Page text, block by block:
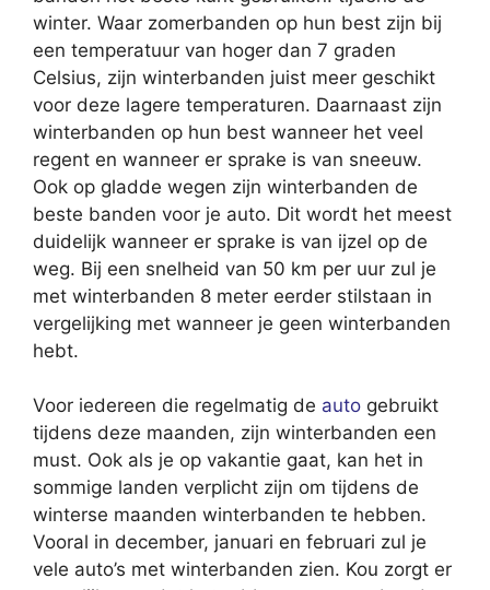
winter. Waar zomerbanden op hun best zijn bij
een temperatuur van hoger dan 7 graden
Celsius, zijn winterbanden juist meer geschikt
voor deze lagere temperaturen. Daarnaast zijn
winterbanden op hun best wanneer het veel
regent en wanneer er sprake is van sneeuw.
Ook op gladde wegen zijn winterbanden de
beste banden voor je auto. Dit wordt het meest
duidelijk wanneer er sprake is van ijzel op de
weg. Bij een snelheid van 50 km per uur zul je
met winterbanden 8 meter eerder stilstaan in
vergelijking met wanneer je geen winterbanden
hebt.
Voor iedereen die regelmatig de auto gebruikt
tijdens deze maanden, zijn winterbanden een
must. Ook als je op vakantie gaat, kan het in
sommige landen verplicht zijn om tijdens de
winterse maanden winterbanden te hebben.
Vooral in december, januari en februari zul je
vele auto’s met winterbanden zien. Kou zorgt er